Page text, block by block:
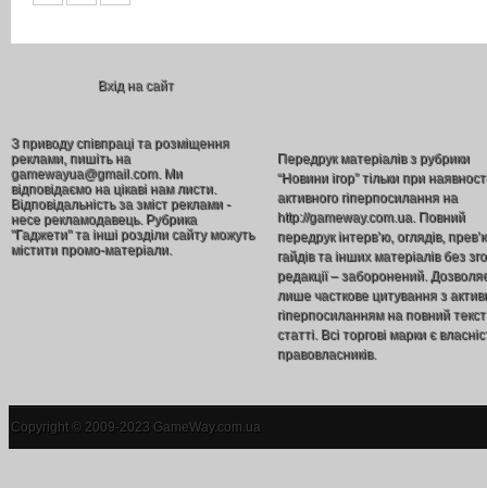
Вхід на сайт
З приводу співпраці та розміщення
реклами, пишіть на
gamewayua@gmail.com. Ми
відповідаємо на цікаві нам листи.
Відповідальність за зміст реклами -
несе рекламодавець. Рубрика
"Гаджети" та інші розділи сайту можуть
містити промо-матеріали.
Передрук матеріалів з рубрики
“Новини ігор” тільки при
активного гіперпосилання на
http://gameway.com.ua. Повний
передрук інтерв’ю, оглядів,
гайдів та інших матеріалів без
редакції – заборонений.
лише часткове цитування з
гіперпосиланням на повний текст
статті. Всі торгові марки є
правовласників.
Copyright © 2009-2023 GameWay.com.ua